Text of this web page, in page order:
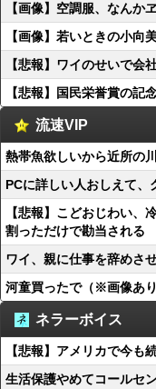
【画像】空調服、なんか
【画像】若いときの小向
【悲報】ワイのせいで
【悲報】国民栄誉賞の記
流速VIP
熱帯魚欲しいから近所の
PCに詳しい人おしえて
【悲報】こどおじわい、
割っただけで勘当される
ワイ、親に仕事を辞めさ
河童買ったで（※画像あり
ネラーボイス
【悲報】アメリカで今も
生活保護やめてコールセ